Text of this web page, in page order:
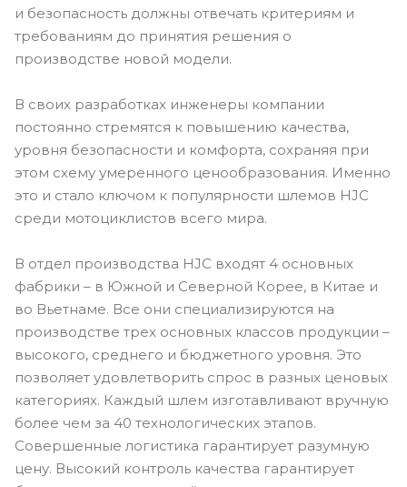
и безопасность должны отвечать критериям и
требованиям до принятия решения о
производстве новой модели.
В своих разработках инженеры компании
постоянно стремятся к повышению качества,
уровня безопасности и комфорта, сохраняя при
этом схему умеренного ценообразования. Именно
это и стало ключом к популярности шлемов HJC
среди мотоциклистов всего мира.
В отдел производства HJC входят 4 основных
фабрики – в Южной и Северной Корее, в Китае и
во Вьетнаме. Все они специализируются на
производстве трех основных классов продукции –
высокого, среднего и бюджетного уровня. Это
позволяет удовлетворить спрос в разных ценовых
категориях. Каждый шлем изготавливают вручную
более чем за 40 технологических этапов.
Совершенные логистика гарантирует разумную
цену. Высокий контроль качества гарантирует